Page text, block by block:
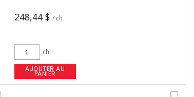
248,44 $ / ch
ch
AJOUTER AU
PANIER